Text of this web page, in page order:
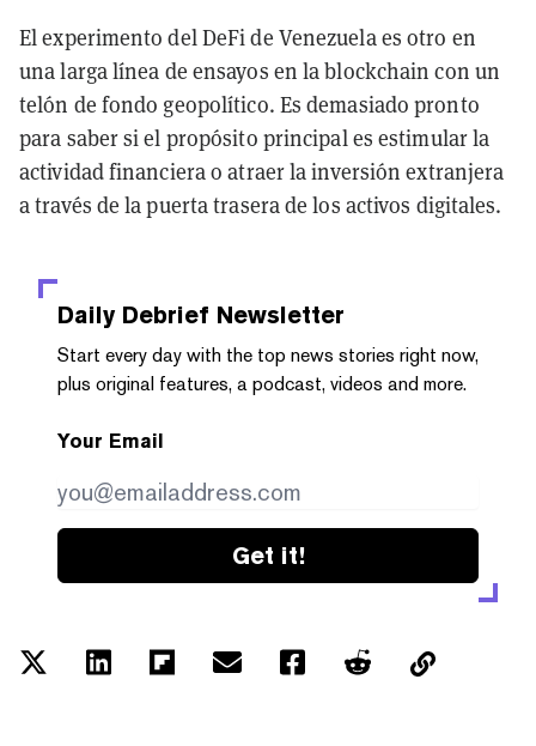
El experimento del DeFi de Venezuela es otro en
una larga línea de ensayos en la blockchain con un
telón de fondo geopolítico. Es demasiado pronto
para saber si el propósito principal es estimular la
actividad financiera o atraer la inversión extranjera
a través de la puerta trasera de los activos digitales.
Daily Debrief Newsletter
Start every day with the top news stories right now,
plus original features, a podcast, videos and more.
Your Email
Get it!